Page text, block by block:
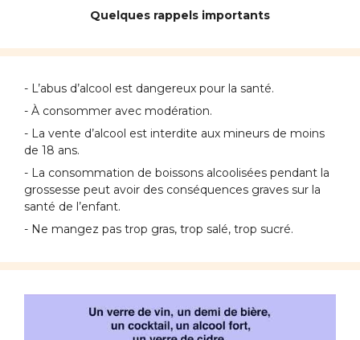
Quelques rappels importants
- L’abus d’alcool est dangereux pour la santé.
- À consommer avec modération.
- La vente d’alcool est interdite aux mineurs de moins
de 18 ans.
- La consommation de boissons alcoolisées pendant la
grossesse peut avoir des conséquences graves sur la
santé de l’enfant.
- Ne mangez pas trop gras, trop salé, trop sucré.